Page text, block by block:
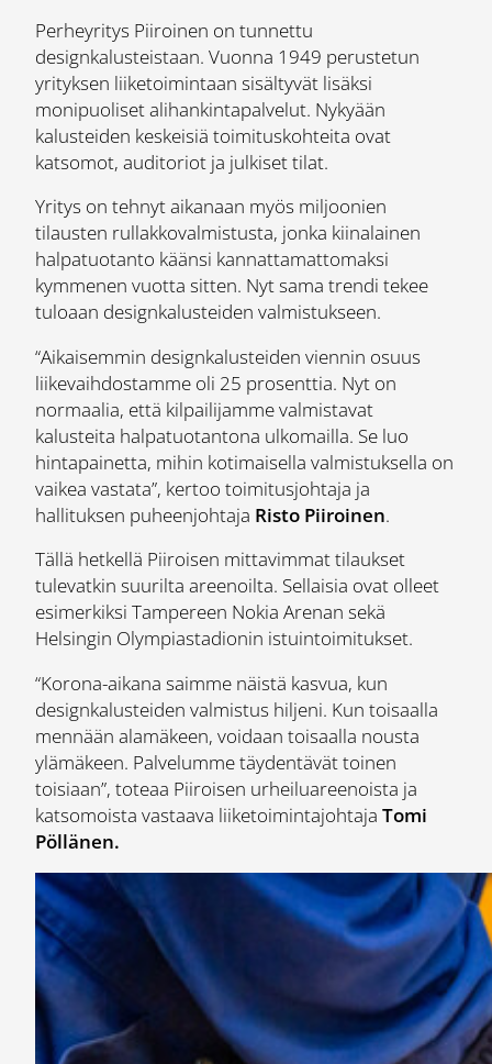
Perheyritys Piiroinen on tunnettu
designkalusteistaan. Vuonna 1949 perustetun
yrityksen liiketoimintaan sisältyvät lisäksi
monipuoliset alihankintapalvelut. Nykyään
kalusteiden keskeisiä toimituskohteita ovat
katsomot, auditoriot ja julkiset tilat.
Yritys on tehnyt aikanaan myös miljoonien
tilausten rullakkovalmistusta, jonka kiinalainen
halpatuotanto käänsi kannattamattomaksi
kymmenen vuotta sitten. Nyt sama trendi tekee
tuloaan designkalusteiden valmistukseen.
“Aikaisemmin designkalusteiden viennin osuus
liikevaihdostamme oli 25 prosenttia. Nyt on
normaalia, että kilpailijamme valmistavat
kalusteita halpatuotantona ulkomailla. Se luo
hintapainetta, mihin kotimaisella valmistuksella on
vaikea vastata”, kertoo toimitusjohtaja ja
hallituksen puheenjohtaja Risto Piiroinen.
Tällä hetkellä Piiroisen mittavimmat tilaukset
tulevatkin suurilta areenoilta. Sellaisia ovat olleet
esimerkiksi Tampereen Nokia Arenan sekä
Helsingin Olympiastadionin istuintoimitukset.
“Korona-aikana saimme näistä kasvua, kun
designkalusteiden valmistus hiljeni. Kun toisaalla
mennään alamäkeen, voidaan toisaalla nousta
ylämäkeen. Palvelumme täydentävät toinen
toisiaan”, toteaa Piiroisen urheiluareenoista ja
katsomoista vastaava liiketoimintajohtaja Tomi
Pöllänen.